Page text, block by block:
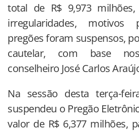
total de R$ 9,973
irregularidades,
pregões foram suspensos,
cautelar, com base
conselheiro José Carlos
Na sessão desta terça-
suspendeu o Pregão
valor de R$ 6,377 milhões,